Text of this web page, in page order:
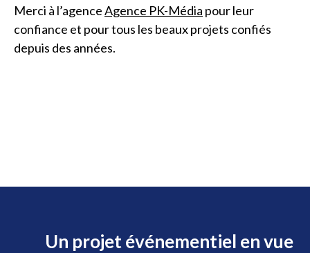
Merci à l’agenceAgence PK-Média pour leur
confiance et pour tous les beaux projets confiés
depuis des années.
Un projet événementiel en vue